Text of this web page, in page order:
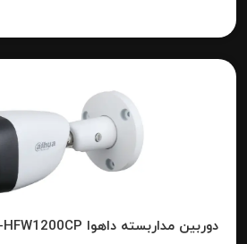
دوربین مداربسته داهوا DH-HAC-HFW1200CP